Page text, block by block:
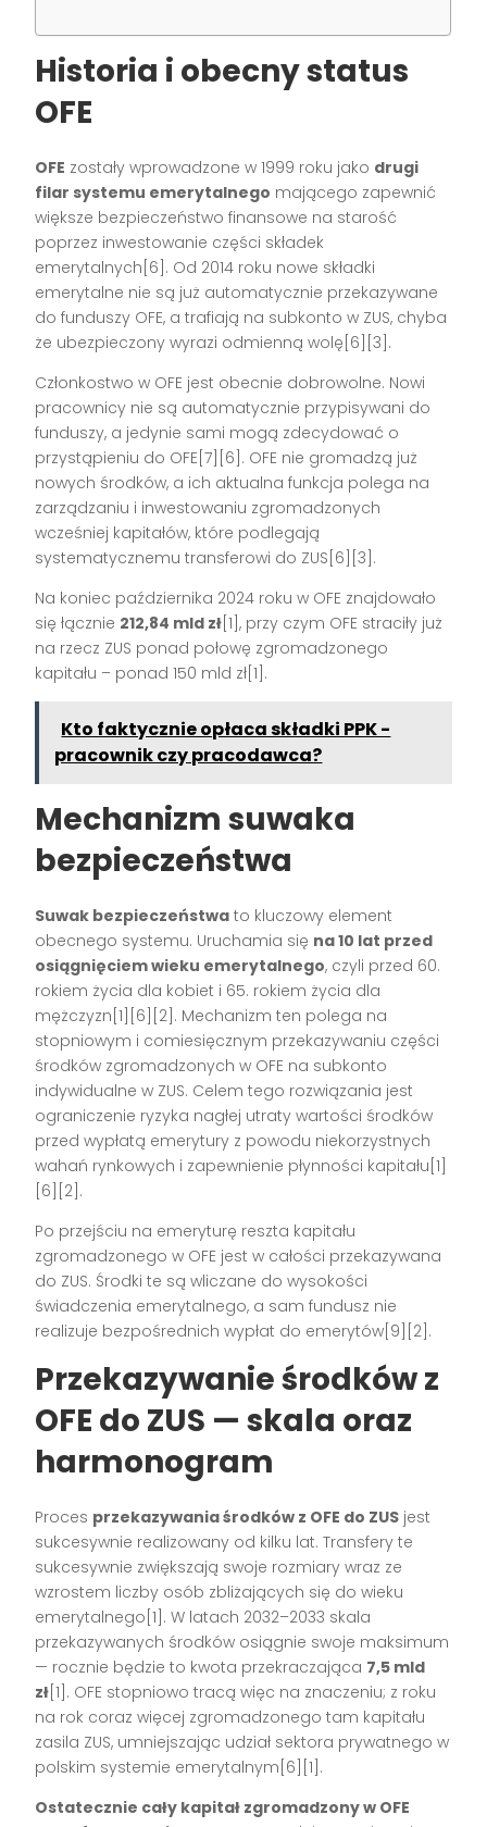
Historia i obecny status
OFE
OFE zostały wprowadzone w 1999 roku jako drugi
filar systemu emerytalnego mającego zapewnić
większe bezpieczeństwo finansowe na starość
poprzez inwestowanie części składek
emerytalnych[6]. Od 2014 roku nowe składki
emerytalne nie są już automatycznie przekazywane
do funduszy OFE, a trafiają na subkonto w ZUS, chyba
że ubezpieczony wyrazi odmienną wolę[6][3].
Członkostwo w OFE jest obecnie dobrowolne. Nowi
pracownicy nie są automatycznie przypisywani do
funduszy, a jedynie sami mogą zdecydować o
przystąpieniu do OFE[7][6]. OFE nie gromadzą już
nowych środków, a ich aktualna funkcja polega na
zarządzaniu i inwestowaniu zgromadzonych
wcześniej kapitałów, które podlegają
systematycznemu transferowi do ZUS[6][3].
Na koniec października 2024 roku w OFE znajdowało
się łącznie 212,84 mld zł [1], przy czym OFE straciły już
na rzecz ZUS ponad połowę zgromadzonego
kapitału – ponad 150 mld zł[1].
Kto faktycznie opłaca składki PPK -
pracownik czy pracodawca?
Mechanizm suwaka
bezpieczeństwa
Suwak bezpieczeństwa to kluczowy element
obecnego systemu. Uruchamia się na 10 lat przed
osiągnięciem wieku emerytalnego, czyli przed 60.
rokiem życia dla kobiet i 65. rokiem życia dla
mężczyzn[1][6][2]. Mechanizm ten polega na
stopniowym i comiesięcznym przekazywaniu części
środków zgromadzonych w OFE na subkonto
indywidualne w ZUS. Celem tego rozwiązania jest
ograniczenie ryzyka nagłej utraty wartości środków
przed wypłatą emerytury z powodu niekorzystnych
wahań rynkowych i zapewnienie płynności kapitału[1]
[6][2].
Po przejściu na emeryturę reszta kapitału
zgromadzonego w OFE jest w całości przekazywana
do ZUS. Środki te są wliczane do wysokości
świadczenia emerytalnego, a sam fundusz nie
realizuje bezpośrednich wypłat do emerytów[9][2].
Przekazywanie środków z
OFE do ZUS — skala oraz
harmonogram
Proces przekazywania środków z OFE do ZUS jest
sukcesywnie realizowany od kilku lat. Transfery te
sukcesywnie zwiększają swoje rozmiary wraz ze
wzrostem liczby osób zbliżających się do wieku
emerytalnego[1]. W latach 2032–2033 skala
przekazywanych środków osiągnie swoje maksimum
— rocznie będzie to kwota przekraczająca 7,5 mld
zł [1]. OFE stopniowo tracą więc na znaczeniu; z roku
na rok coraz więcej zgromadzonego tam kapitału
zasila ZUS, umniejszając udział sektora prywatnego w
polskim systemie emerytalnym[6][1].
Ostatecznie cały kapitał zgromadzony w OFE